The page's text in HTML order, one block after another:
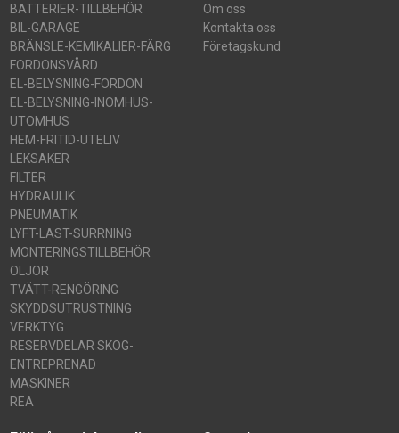
BATTERIER-TILLBEHÖR
BIL-GARAGE
BRÄNSLE-KEMIKALIER-FÄRG
FORDONSVÅRD
EL-BELYSNING-FORDON
EL-BELYSNING-INOMHUS-
UTOMHUS
HEM-FRITID-UTELIV
LEKSAKER
FILTER
HYDRAULIK
PNEUMATIK
LYFT-LAST-SURRNING
MONTERINGSTILLBEHÖR
OLJOR
TVÄTT-RENGÖRING
SKYDDSUTRUSTNING
VERKTYG
RESERVDELAR SKOG-
ENTREPRENAD
MASKINER
REA
Om oss
Kontakta oss
Företagskund